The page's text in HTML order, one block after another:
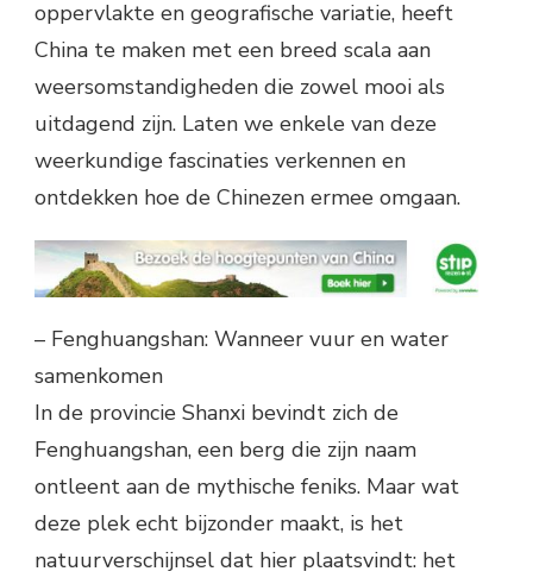
oppervlakte en geografische variatie, heeft
China te maken met een breed scala aan
weersomstandigheden die zowel mooi als
uitdagend zijn. Laten we enkele van deze
weerkundige fascinaties verkennen en
ontdekken hoe de Chinezen ermee omgaan.
– Fenghuangshan: Wanneer vuur en water
samenkomen
In de provincie Shanxi bevindt zich de
Fenghuangshan, een berg die zijn naam
ontleent aan de mythische feniks. Maar wat
deze plek echt bijzonder maakt, is het
natuurverschijnsel dat hier plaatsvindt: het